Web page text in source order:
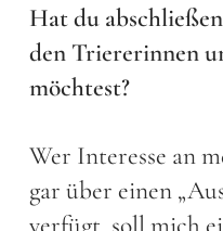
Hat du
den Triererinnen
möchtest?
Wer Interesse an
gar über einen
verfügt, soll mich